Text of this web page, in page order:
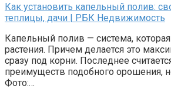
Как установить капельный полив:
теплицы, дачи | РБК Недвижимость
Капельный полив — система,
растения. Причем делается это
сразу под корни. Последнее
преимуществ подобного орошения,
Фото:…